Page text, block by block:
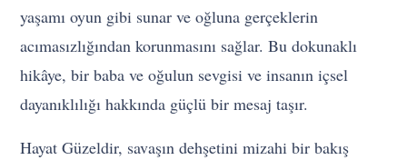
yaşamı oyun gibi sunar ve oğluna gerçeklerin
acımasızlığından korunmasını sağlar. Bu dokunaklı
hikâye, bir baba ve oğulun sevgisi ve insanın içsel
dayanıklılığı hakkında güçlü bir mesaj taşır.
Hayat Güzeldir, savaşın dehşetini mizahi bir bakış